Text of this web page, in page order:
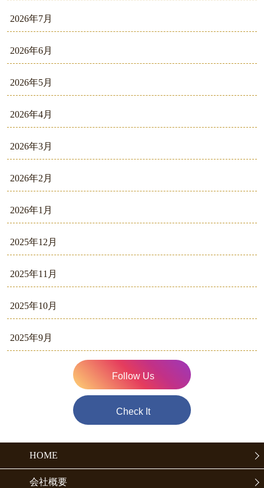
2026年7月
2026年6月
2026年5月
2026年4月
2026年3月
2026年2月
2026年1月
2025年12月
2025年11月
2025年10月
2025年9月
Follow Us
Check It
HOME
会社概要